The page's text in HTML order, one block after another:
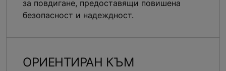
за повдигане, предоставящи повишена
безопасност и надеждност.
ОРИЕНТИРАН КЪМ